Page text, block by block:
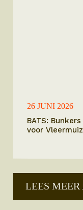
26 JUNI 2026
BATS:
voor
LEES